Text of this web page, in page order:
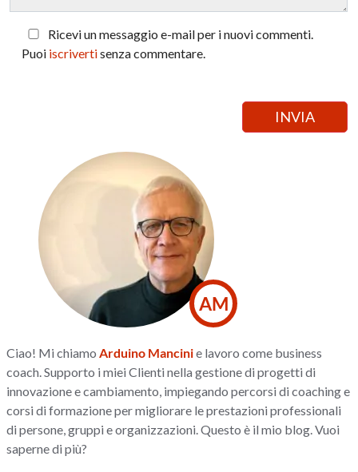
Ricevi un messaggio e-mail per i nuovi commenti.
Puoi iscrivertisenza commentare.
AM
Ciao! Mi chiamo Arduino Mancinie lavoro come business
coach. Supporto i miei Clienti nella gestione di progetti di
innovazione e cambiamento, impiegando percorsi di coaching e
corsi di formazione per migliorare le prestazioni professionali
di persone, gruppi e organizzazioni. Questo è il mio blog. Vuoi
saperne di più?